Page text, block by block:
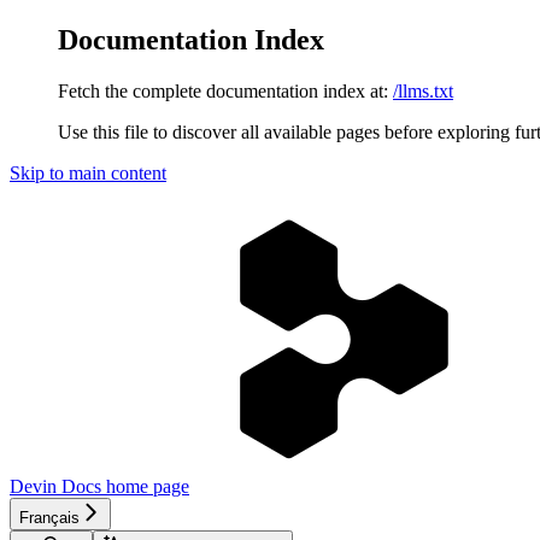
Documentation Index
Fetch the complete documentation index at: /llms.txt
Use this file to discover all available pages before exploring
Skip to main content
Devin Docs home page
Français